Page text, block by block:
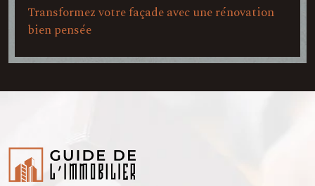
Transformez votre façade avec une rénovation
bien pensée